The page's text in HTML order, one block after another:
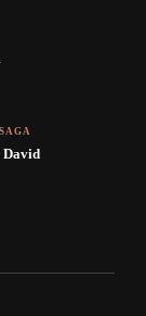
SAGA
David